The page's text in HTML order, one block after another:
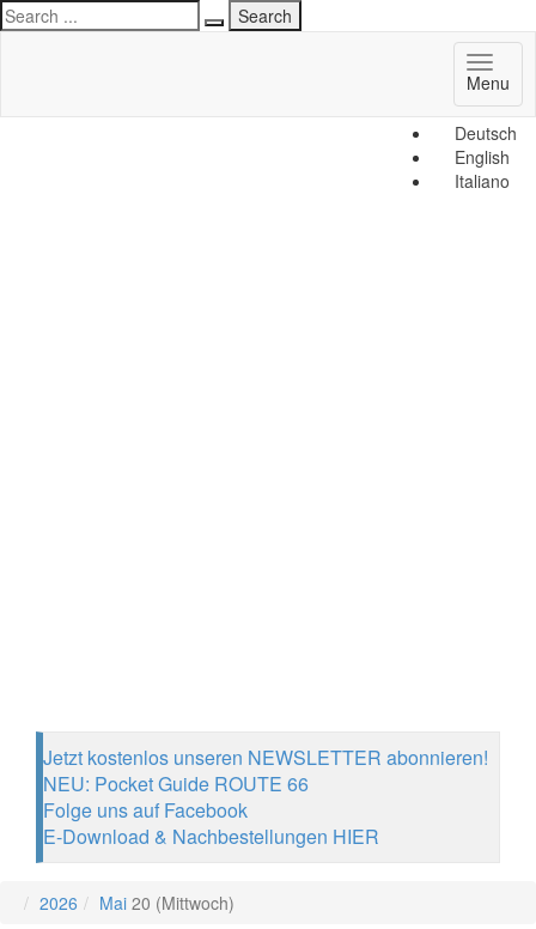
Deutsch
English
Italiano
Menu
Jetzt kostenlos unseren NEWSLETTER abonnieren!
NEU: Pocket Guide ROUTE 66
Folge uns auf Facebook
E-Download & Nachbestellungen HIER
2026 Mai 20 (Mittwoch)